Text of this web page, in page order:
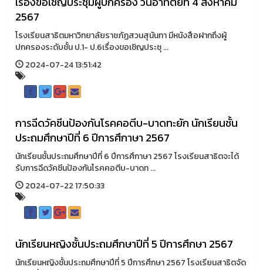
2567
โรงเรียนสาธิตมหาวิทยาลัยราชภัฏสวนสุนันทา มีหนังสือฝากถึงผู้
ปกครองระดับชั้น ป.1- ป.6เรื่องขอเชิญประชุ ...
2024-07-24 13:51:42
การฉีดวัคซีนป้องกันโรคคอตีบ-บาดทะยัก นักเรียนชั้น
ประถมศึกษาปีที่ 6 ปีการศึกาษา 2567
นักเรียนชั้นประถมศึกษาปีที่ 6 ปีการศึกาษา 2567 โรงเรียนสาธิตจะได้
รับการฉีดวัคซีนป้องกันโรคคอตีบ-บาดท ...
2024-07-22 17:50:33
นักเรียนหญิงชั้นประถมศึกษาปีที่ 5 ปีการศึกษา 2567
นักเรียนหญิงชั้นประถมศึกษาปีที่ 5 ปีการศึกษา 2567 โรงเรียนสาธิตจัด